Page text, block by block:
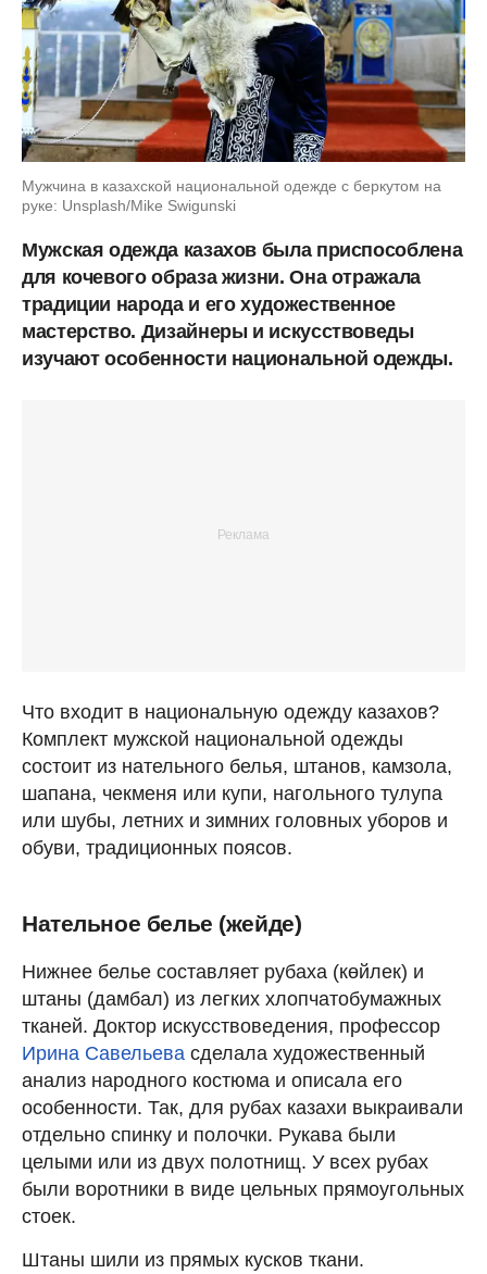
Мужчина в казахской национальной одежде с беркутом на
руке: Unsplash/Mike Swigunski
Мужская одежда казахов была приспособлена
для кочевого образа жизни. Она отражала
традиции народа и его художественное
мастерство. Дизайнеры и искусствоведы
изучают особенности национальной одежды.
Что входит в национальную одежду казахов?
Комплект мужской национальной одежды
состоит из нательного белья, штанов, камзола,
шапана, чекменя или купи, нагольного тулупа
или шубы, летних и зимних головных уборов и
обуви, традиционных поясов.
Нательное белье (жейде)
Нижнее белье составляет рубаха (көйлек) и
штаны (дамбал) из легких хлопчатобумажных
тканей. Доктор искусствоведения, профессор
Ирина Савельева сделала художественный
анализ народного костюма и описала его
особенности. Так, для рубах казахи выкраивали
отдельно спинку и полочки. Рукава были
целыми или из двух полотнищ. У всех рубах
были воротники в виде цельных прямоугольных
стоек.
Штаны шили из прямых кусков ткани.